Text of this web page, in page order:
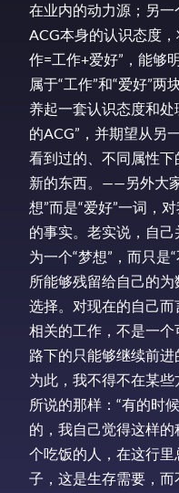
在业内的动力源；另
ACG本身的认识态度，
作=工作+爱好”，能够
属于“工作”和“爱好”
养起一套认识态度和
的ACG”，并期望从另
看到过的、不同属性
新的东西。——另外大
想”而是“爱好”一词，
的事实。老实说，自
为一个“梦想”，而只是
所能够残留给自己的
选择。对现在的自己
相关的工作，不是一个
路下的只能够继续前进
为此，我不得不在某
所说的那样：“有的时候
的，我自己觉得这样
个吃饭的人，在这行
子，这是生存需要，